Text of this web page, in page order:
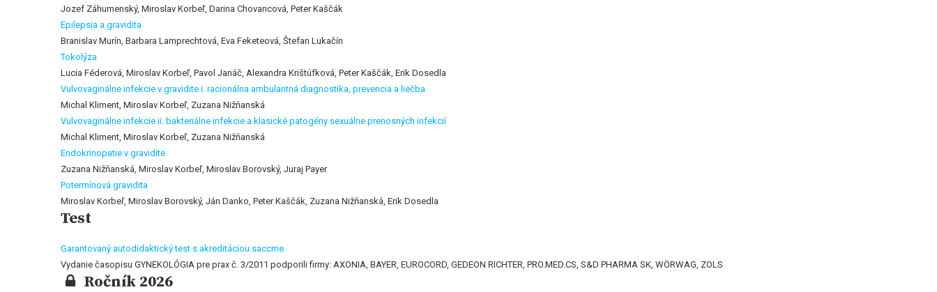
Jozef Záhumenský, Miroslav Korbeľ, Darina Chovancová, Peter Kaščák
Epilepsia a gravidita
Branislav Murín, Barbara Lamprechtová, Eva Feketeová, Štefan Lukačín
Tokolýza
Lucia Féderová, Miroslav Korbeľ, Pavol Janáč, Alexandra Krištúfková, Peter Kaščák, Erik Dosedla
Vulvovaginálne infekcie v gravidite i. racionálna ambulantná diagnostika, prevencia a liečba
Michal Kliment, Miroslav Korbeľ, Zuzana Nižňanská
Vulvovaginálne infekcie ii. bakteriálne infekcie a klasické patogény sexuálne prenosných infekcií
Michal Kliment, Miroslav Korbeľ, Zuzana Nižňanská
Endokrinopatie v gravidite
Zuzana Nižňanská, Miroslav Korbeľ, Miroslav Borovský, Juraj Payer
Potermínová gravidita
Miroslav Korbeľ, Miroslav Borovský, Ján Danko, Peter Kaščák, Zuzana Nižňanská, Erik Dosedla
Test
Garantovaný autodidaktický test s akreditáciou saccme
Vydanie časopisu GYNEKOLÓGIA pre prax č. 3/2011 podporili firmy: AXONIA, BAYER, EUROCORD, GEDEON RICHTER, PRO.MED.CS, S&D PHARMA SK, WÖRWAG, ZOLS
Ročník 2026